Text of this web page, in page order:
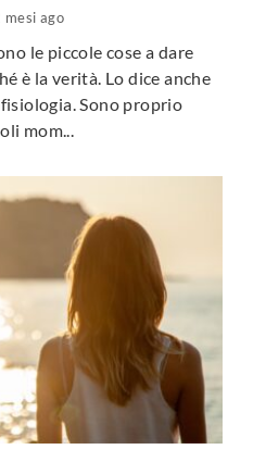
mesi ago
le piccole cose a dare
è la verità. Lo dice anche
Sono proprio
mom...